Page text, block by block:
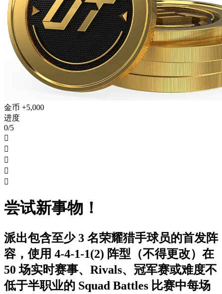
金币 +5,000
进度
0/5





尝试新事物！
派出包含至少 3 名荣耀猎手球员的首发阵
容，使用 4-4-1-1(2) 阵型（不得更改）在
50 场实时赛事、Rivals、冠军赛或难度不
低于半职业的 Squad Battles 比赛中每场